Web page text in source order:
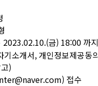
금) 18:00 까지
소개서, 개인정보제공동
)
접수